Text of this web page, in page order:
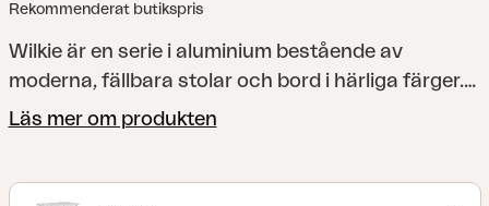
Rekommenderat butikspris
Wilkie är en serie i aluminium bestående av
moderna, fällbara stolar och bord i härliga färger.
Perfekta som extramöbler att ta fram vid behov då
Läs mer om produkten